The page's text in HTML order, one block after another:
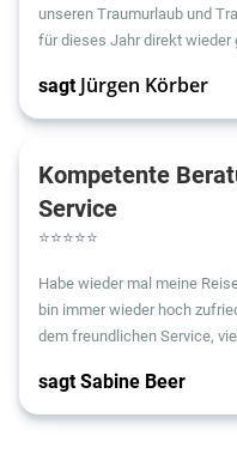
unseren Traumurlaub und Tra
für dieses Jahr direkt wieder
sagtJürgen Körber
Kompetente
Service
⭐⭐⭐⭐⭐
Habe wieder mal meine
bin immer wieder hoch
dem freundlichen Service,
sagt Sabine Beer